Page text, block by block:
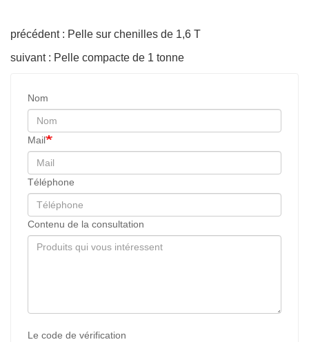
précédent : Pelle sur chenilles de 1,6 T
suivant : Pelle compacte de 1 tonne
Nom
Mail
Téléphone
Contenu de la consultation
Le code de vérification